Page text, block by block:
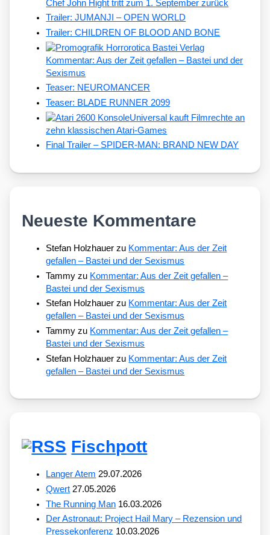
Chef John Hight tritt zum 1. September zurück
Trailer: JUMANJI – OPEN WORLD
Trailer: CHILDREN OF BLOOD AND BONE
Kommentar: Aus der Zeit gefallen – Bastei und der
Sexismus
Teaser: NEUROMANCER
Teaser: BLADE RUNNER 2099
Universal kauft Filmrechte an
zehn klassischen Atari-Games
Final Trailer – SPIDER-MAN: BRAND NEW DAY
Neueste Kommentare
Stefan Holzhauer zu Kommentar: Aus der Zeit
gefallen – Bastei und der Sexismus
Tammy zu Kommentar: Aus der Zeit gefallen –
Bastei und der Sexismus
Stefan Holzhauer zu Kommentar: Aus der Zeit
gefallen – Bastei und der Sexismus
Tammy zu Kommentar: Aus der Zeit gefallen –
Bastei und der Sexismus
Stefan Holzhauer zu Kommentar: Aus der Zeit
gefallen – Bastei und der Sexismus
Fischpott
Langer Atem 29.07.2026
Qwert 27.05.2026
The Running Man 16.03.2026
Der Astronaut: Project Hail Mary – Rezension und
Pressekonferenz 10.03.2026